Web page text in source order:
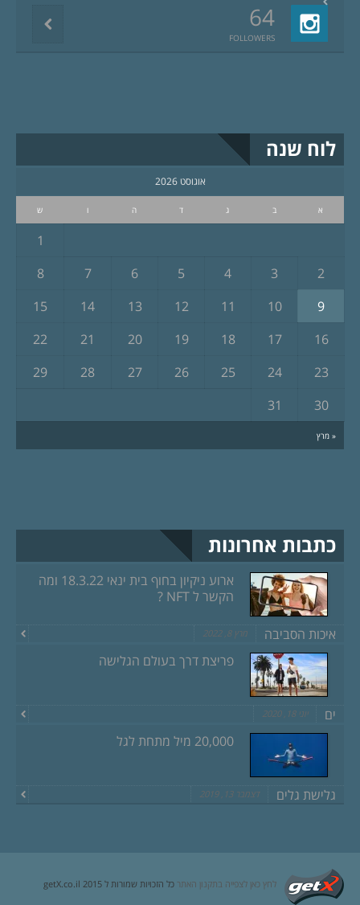
64
FOLLOWERS
לוח שנה
אוגוסט 2026
א ב ג ד ה ו ש
« מרץ
1
2
3
4
5
6
7
8
9
10
11
12
13
14
15
16
17
18
19
20
21
22
23
24
25
26
27
28
29
30
31
כתבות אחרונות
ארוע ניקיון בחוף בית ינאי 18.3.22 ומה
הקשר ל NFT ?
איכות הסביבה מרץ 8, 2022
פריצת דרך בעולם הגלישה
ים יוני 18, 2020
20,000 מיל מתחת לגל
גלישת גלים דצמבר 13, 2019
לחץ כאן לצפייה בתקנון האתר כל הזכויות שמורות ל getX.co.il 2015